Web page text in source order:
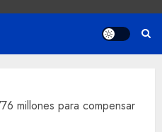
millones para compensar